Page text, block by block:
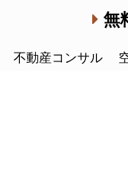
無
不動産コンサル